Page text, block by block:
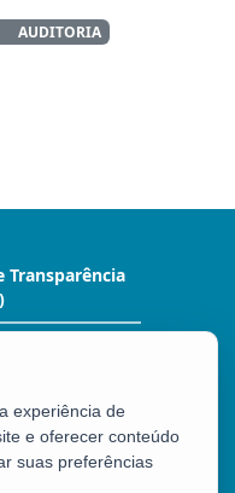
AUDITORIA
Transparência
do Suá
experiência de
e oferecer conteúdo
suas preferências